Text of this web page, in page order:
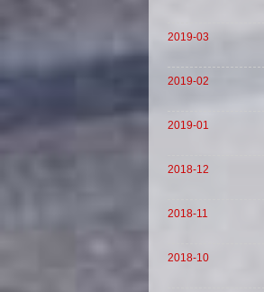
2019-03
2019-02
2019-01
2018-12
2018-11
2018-10